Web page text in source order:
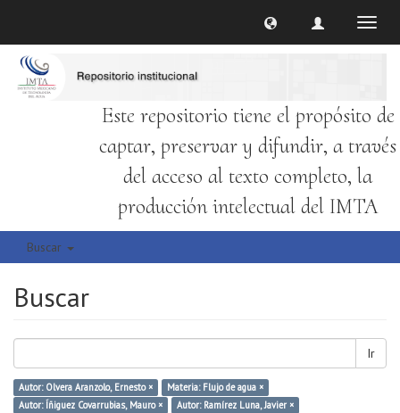
Este repositorio tiene el propósito de
captar, preservar y difundir, a través
del acceso al texto completo, la
producción intelectual del IMTA
Buscar
Buscar
Ir
Autor: Olvera Aranzolo, Ernesto ×
Materia: Flujo de agua ×
Autor: Íñiguez Covarrubias, Mauro ×
Autor: Ramírez Luna, Javier ×